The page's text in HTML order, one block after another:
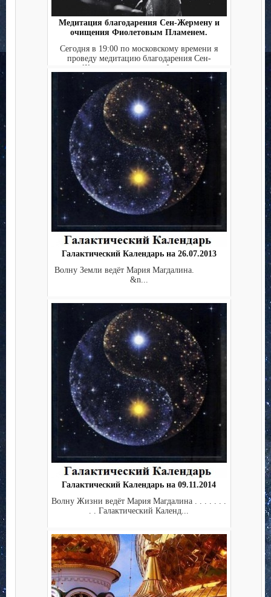
Медитация благодарения Сен-Жермену и
очищения Фиолетовым Пламенем.
Сегодня в 19:00 по московскому времени я
проведу медитацию благодарения Сен-
Жермену и очищения Фиоле...
Галактический Календарь на 26.07.2013
Волну Земли ведёт Мария Магдалина.
&n...
Галактический Календарь на 09.11.2014
Волну Жизни ведёт Мария Магдалина . . . . . . .
. . Галактический Календ...